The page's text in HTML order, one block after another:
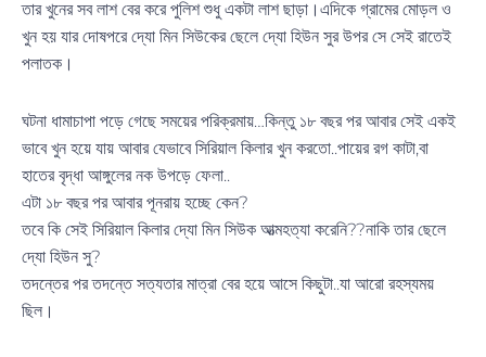
তার খুনের সব লাশ বের করে পুলিশ শুধু একটা লাশ ছাড়া।এদিকে গ্রামের মোড়ল ও
খুন হয় যার দোষপরে দ্যো মিন সিউকের ছেলে দ্যো হিউন সুর উপর সে সেই রাতেই
পলাতক।
ঘটনা ধামাচাপা পড়ে গেছে সময়ের পরিক্রমায়…কিন্তু ১৮ বছর পর আবার সেই একই
ভাবে খুন হয়ে যায় আবার যেভাবে সিরিয়াল কিলার খুন করতো..পায়ের রগ কাটা,বা
হাতের বৃদ্ধা আঙ্গুলের নক উপড়ে ফেলা..
এটা ১৮ বছর পর আবার পূনরায় হচ্ছে কেন?
তবে কি সেই সিরিয়াল কিলার দ্যো মিন সিউক আত্মহত্যা করেনি??নাকি তার ছেলে
দ্যো হিউন সু?
তদন্তের পর তদন্তে সত্যতার মাত্রা বের হয়ে আসে কিছুটা..যা আরো রহস্যময়
ছিল।